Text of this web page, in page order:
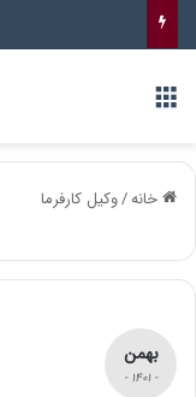
خانه/وکیل کارفرما
بهمن
- 1401 -